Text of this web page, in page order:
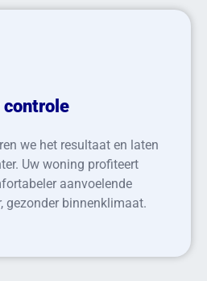
we het resultaat en laten
Uw woning profiteert
aanvoelende
gezonder binnenklimaat.